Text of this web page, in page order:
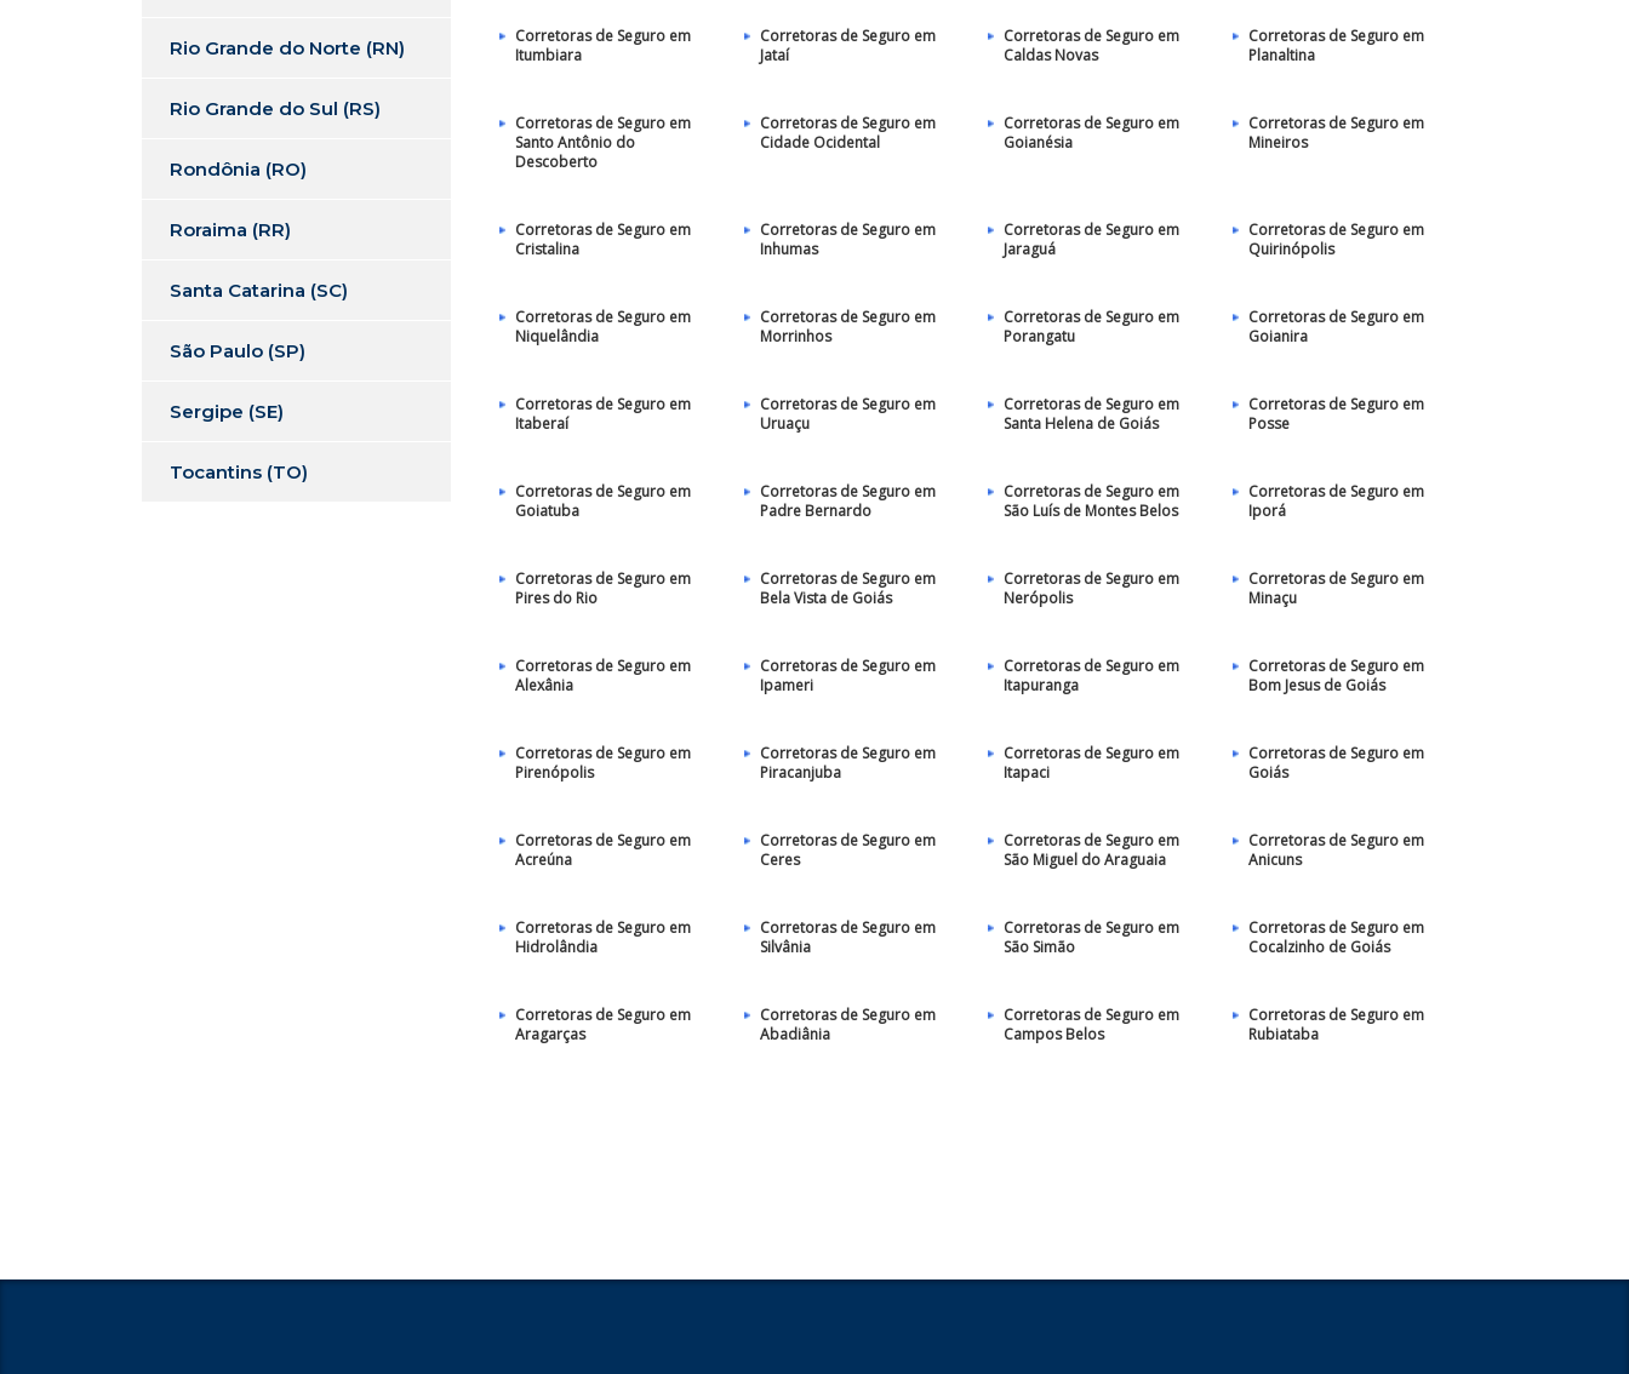
Corretoras de Seguro em
Itumbiara
Corretoras de Seguro em
Jataí
Corretoras de Seguro em
Caldas Novas
Corretoras de Seguro em
Planaltina
Corretoras de Seguro em
Santo Antônio do
Descoberto
Corretoras de Seguro em
Cidade Ocidental
Corretoras de Seguro em
Goianésia
Corretoras de Seguro em
Mineiros
Corretoras de Seguro em
Cristalina
Corretoras de Seguro em
Inhumas
Corretoras de Seguro em
Jaraguá
Corretoras de Seguro em
Quirinópolis
Corretoras de Seguro em
Niquelândia
Corretoras de Seguro em
Morrinhos
Corretoras de Seguro em
Porangatu
Corretoras de Seguro em
Goianira
Corretoras de Seguro em
Itaberaí
Corretoras de Seguro em
Uruaçu
Corretoras de Seguro em
Santa Helena de Goiás
Corretoras de Seguro em
Posse
Corretoras de Seguro em
Goiatuba
Corretoras de Seguro em
Padre Bernardo
Corretoras de Seguro em
São Luís de Montes Belos
Corretoras de Seguro em
Iporá
Corretoras de Seguro em
Pires do Rio
Corretoras de Seguro em
Bela Vista de Goiás
Corretoras de Seguro em
Nerópolis
Corretoras de Seguro em
Minaçu
Corretoras de Seguro em
Alexânia
Corretoras de Seguro em
Ipameri
Corretoras de Seguro em
Itapuranga
Corretoras de Seguro em
Bom Jesus de Goiás
Corretoras de Seguro em
Pirenópolis
Corretoras de Seguro em
Piracanjuba
Corretoras de Seguro em
Itapaci
Corretoras de Seguro em
Goiás
Corretoras de Seguro em
Acreúna
Corretoras de Seguro em
Ceres
Corretoras de Seguro em
São Miguel do Araguaia
Corretoras de Seguro em
Anicuns
Corretoras de Seguro em
Hidrolândia
Corretoras de Seguro em
Silvânia
Corretoras de Seguro em
São Simão
Corretoras de Seguro em
Cocalzinho de Goiás
Corretoras de Seguro em
Aragarças
Corretoras de Seguro em
Abadiânia
Corretoras de Seguro em
Campos Belos
Corretoras de Seguro em
Rubiataba
Rio Grande do Norte (RN)
Rio Grande do Sul (RS)
Rondônia (RO)
Roraima (RR)
Santa Catarina (SC)
São Paulo (SP)
Sergipe (SE)
Tocantins (TO)